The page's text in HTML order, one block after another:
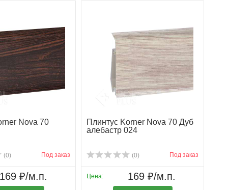
Nova 70
(0) Под заказ
169 ₽/м.п.
Плинтус Korner Nova 70 Дуб
алебастр 024
(0) Под заказ
Цена: 169 ₽/м.п.